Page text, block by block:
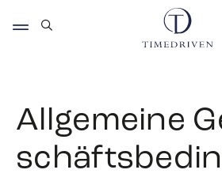
Allgemeine